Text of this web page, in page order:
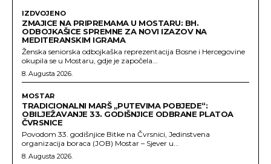
IZDVOJENO
ZMAJICE NA PRIPREMAMA U MOSTARU: BH.
ODBOJKAŠICE SPREMNE ZA NOVI IZAZOV NA
MEDITERANSKIM IGRAMA
Ženska seniorska odbojkaška reprezentacija Bosne i Hercegovine
okupila se u Mostaru, gdje je započela...
8. Augusta 2026.
MOSTAR
TRADICIONALNI MARŠ „PUTEVIMA POBJEDE“:
OBILJEŽAVANJE 33. GODIŠNJICE ODBRANE PLATOA
ČVRSNICE
Povodom 33. godišnjice Bitke na Čvrsnici, Jedinstvena
organizacija boraca (JOB) Mostar – Sjever u...
8. Augusta 2026.